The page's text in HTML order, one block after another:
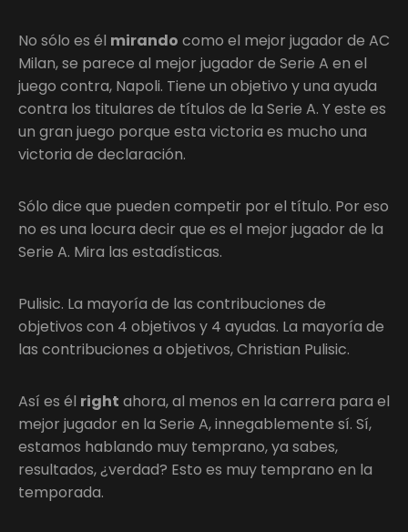
No sólo es él mirando como el mejor jugador de AC
Milan, se parece al mejor jugador de Serie A en el
juego contra, Napoli. Tiene un objetivo y una ayuda
contra los titulares de títulos de la Serie A. Y este es
un gran juego porque esta victoria es mucho una
victoria de declaración.
Sólo dice que pueden competir por el título. Por eso
no es una locura decir que es el mejor jugador de la
Serie A. Mira las estadísticas.
Pulisic. La mayoría de las contribuciones de
objetivos con 4 objetivos y 4 ayudas. La mayoría de
las contribuciones a objetivos, Christian Pulisic.
Así es él right ahora, al menos en la carrera para el
mejor jugador en la Serie A, innegablemente sí. Sí,
estamos hablando muy temprano, ya sabes,
resultados, ¿verdad? Esto es muy temprano en la
temporada.